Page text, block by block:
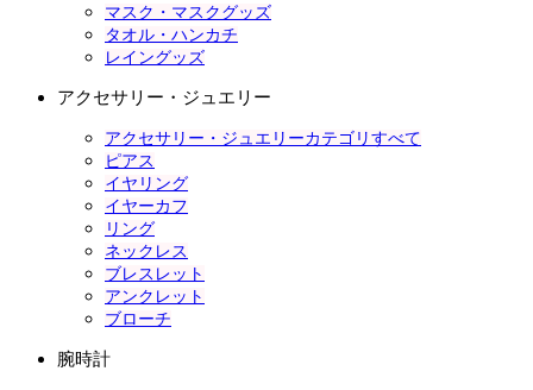
マスク・マスクグッズ
タオル・ハンカチ
レイングッズ
アクセサリー・ジュエリー
アクセサリー・ジュエリーカテゴリすべて
ピアス
イヤリング
イヤーカフ
リング
ネックレス
ブレスレット
アンクレット
ブローチ
腕時計